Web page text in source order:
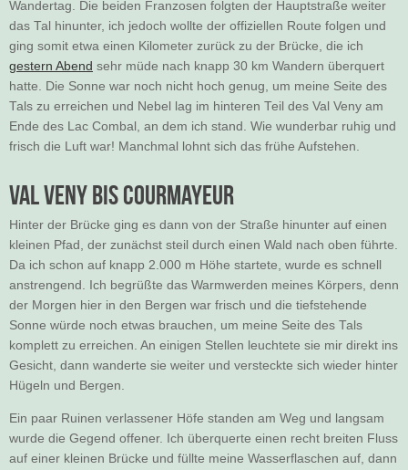
Wandertag. Die beiden Franzosen folgten der Hauptstraße weiter
das Tal hinunter, ich jedoch wollte der offiziellen Route folgen und
ging somit etwa einen Kilometer zurück zu der Brücke, die ich
gestern Abend sehr müde nach knapp 30 km Wandern überquert
hatte. Die Sonne war noch nicht hoch genug, um meine Seite des
Tals zu erreichen und Nebel lag im hinteren Teil des Val Veny am
Ende des Lac Combal, an dem ich stand. Wie wunderbar ruhig und
frisch die Luft war! Manchmal lohnt sich das frühe Aufstehen.
Val Veny bis Courmayeur
Hinter der Brücke ging es dann von der Straße hinunter auf einen
kleinen Pfad, der zunächst steil durch einen Wald nach oben führte.
Da ich schon auf knapp 2.000 m Höhe startete, wurde es schnell
anstrengend. Ich begrüßte das Warmwerden meines Körpers, denn
der Morgen hier in den Bergen war frisch und die tiefstehende
Sonne würde noch etwas brauchen, um meine Seite des Tals
komplett zu erreichen. An einigen Stellen leuchtete sie mir direkt ins
Gesicht, dann wanderte sie weiter und versteckte sich wieder hinter
Hügeln und Bergen.
Ein paar Ruinen verlassener Höfe standen am Weg und langsam
wurde die Gegend offener. Ich überquerte einen recht breiten Fluss
auf einer kleinen Brücke und füllte meine Wasserflaschen auf, dann